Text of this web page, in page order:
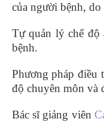
của người bệnh, do
Tự quản lý chế độ
bệnh.
Phương pháp điều
độ chuyên môn và
Bác sĩ giảng viên